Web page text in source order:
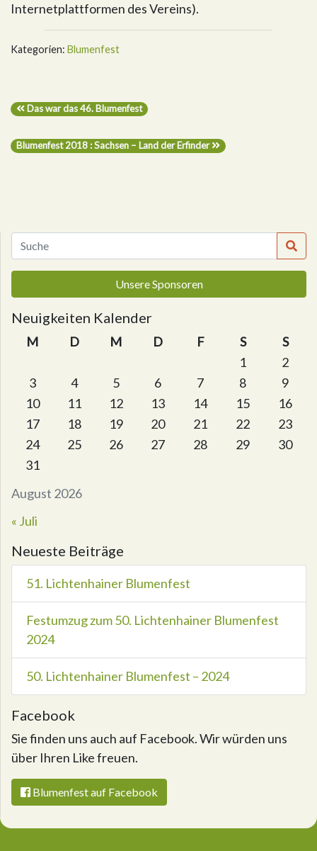
Internetplattformen des Vereins).
Kategorien: Blumenfest
Das war das 46. Blumenfest
Blumenfest 2018 : Sachsen – Land der Erfinder
Unsere Sponsoren
Neuigkeiten Kalender
August 2026
M D M D F S
S
1
2
3
4 5 6 7 8
9
10
11 12 13 14 15
16
17
18 19 20 21 22
23
24
25 26 27 28 29
30
31
« Juli
Neueste Beiträge
51. Lichtenhainer Blumenfest
Festumzug zum 50. Lichtenhainer Blumenfest
2024
50. Lichtenhainer Blumenfest – 2024
Facebook
Sie finden uns auch auf Facebook. Wir würden uns
über Ihren Like freuen.
Blumenfest auf Facebook